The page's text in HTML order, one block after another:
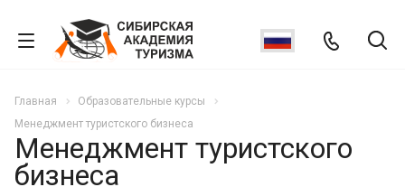
Главная
Образовательные курсы
Менеджмент туристского бизнеса
Менеджмент туристского
бизнеса